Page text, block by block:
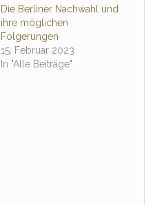
Die Berliner Nachwahl und
ihre möglichen
Folgerungen
15. Februar 2023
In "Alle Beiträge"